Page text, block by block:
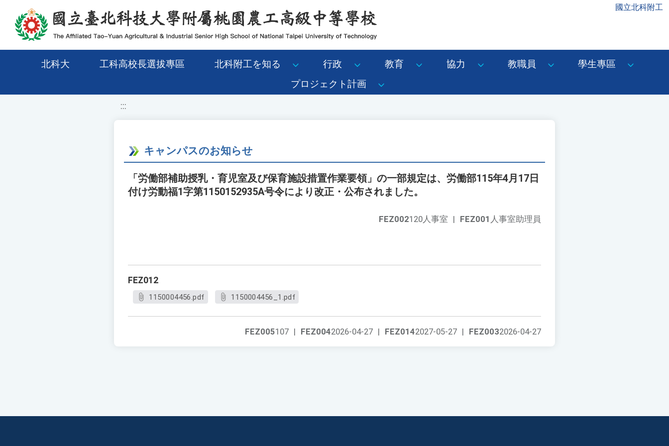
移至網頁之主要內容區位置 國立北科附工
北科大 工科高校長選拔專區 北科附工を知る 行政 教育 協力 教職員
學生專區
プロジェクト計画
:::
キャンパスのお知らせ
「労働部補助授乳・育児室及び保育施設措置作業要領」の一部規定は、労働部115年4月17日
付け労動福1字第1150152935A号令により改正・公布されました。
FEZ001 人事室助理員
FEZ002120人事室 |
FEZ012
1150004456.pdf 1150004456_1.pdf
FEZ0032026-04-27
FEZ0142027-05-27 |
FEZ0042026-04-27 |
FEZ005107 |